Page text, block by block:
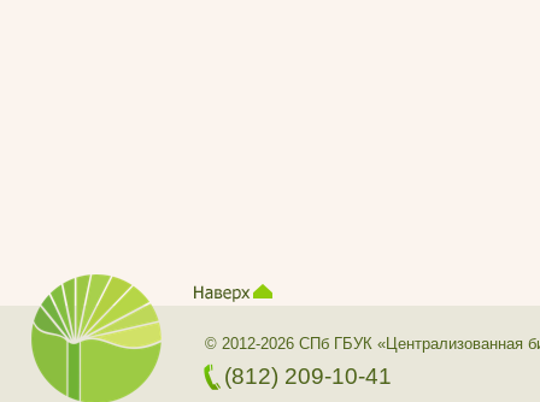
© 2012-2026 СПб ГБУК «Централизованная
(812) 209-10-41